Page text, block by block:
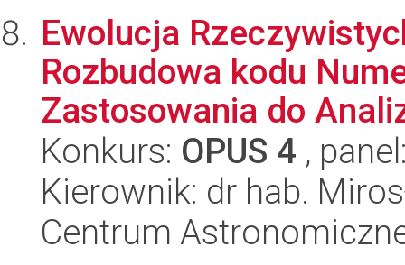
Ewolucja
Rozbudowa kodu
Zastosowania do
Konkurs: OPUS 4 ,
Kierownik: dr hab.
Centrum